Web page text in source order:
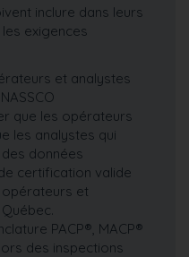
inclure dans leurs
exigences
et analystes
que les opérateurs
les analystes qui
données
certification valide
opérateurs et
PACP®, MACP®
des inspections